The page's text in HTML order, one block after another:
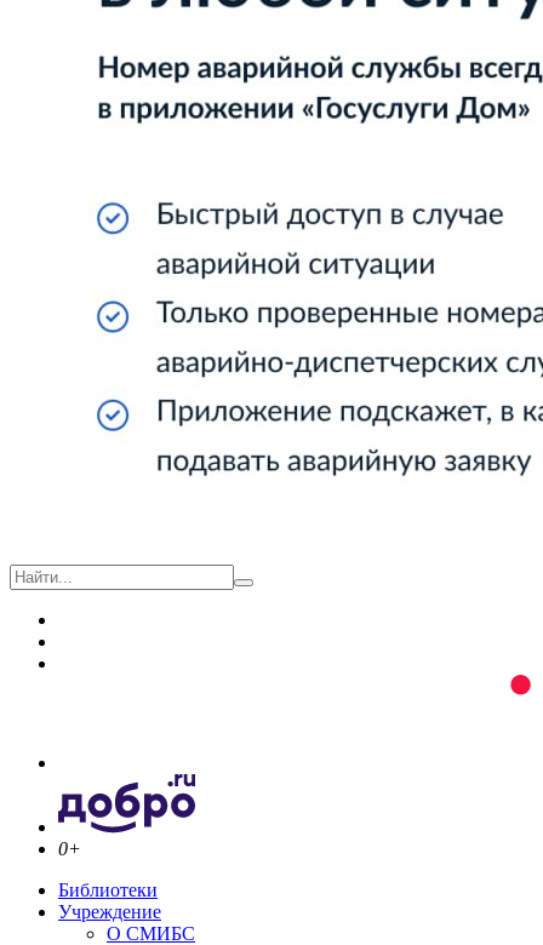
0+
Библиотеки
Учреждение
О СМИБС